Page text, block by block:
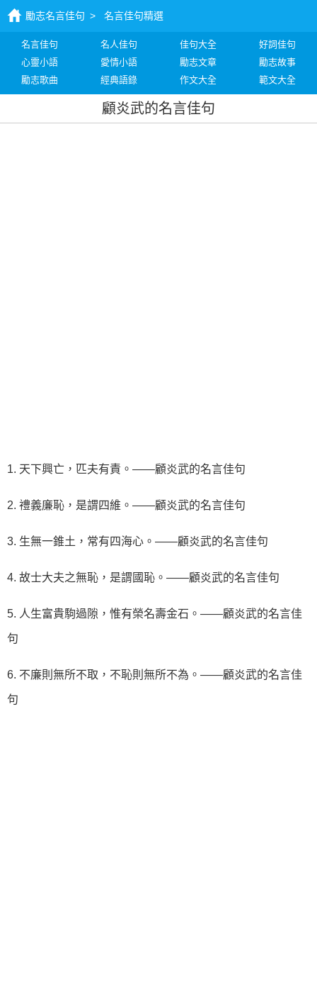
勵志名言佳句 > 名言佳句精選
名言佳句 名人佳句 佳句大全
好詞佳句
心靈小語
愛情小語 勵志文章
勵志故事
勵志歌曲
經典語錄 作文大全 範文大全
顧炎武的名言佳句
1. 天下興亡，匹夫有責。——顧炎武的名言佳句
2. 禮義廉恥，是謂四維。——顧炎武的名言佳句
3. 生無一錐土，常有四海心。——顧炎武的名言佳句
4. 故士大夫之無恥，是謂國恥。——顧炎武的名言佳句
5. 人生富貴駒過隙，惟有榮名壽金石。——顧炎武的名言佳
句
6. 不廉則無所不取，不恥則無所不為。——顧炎武的名言佳
句